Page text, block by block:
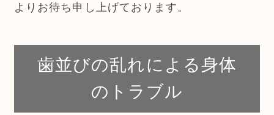
よりお待ち申し上げております。
歯並びの乱れによる身体
のトラブル